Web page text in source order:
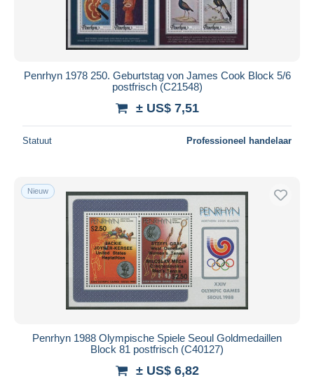
Penrhyn 1978 250. Geburtstag von James Cook Block 5/6
postfrisch (C21548)
± US$ 7,51
Statuut Professioneel handelaar
Nieuw
Penrhyn 1988 Olympische Spiele Seoul Goldmedaillen
Block 81 postfrisch (C40127)
± US$ 6,82